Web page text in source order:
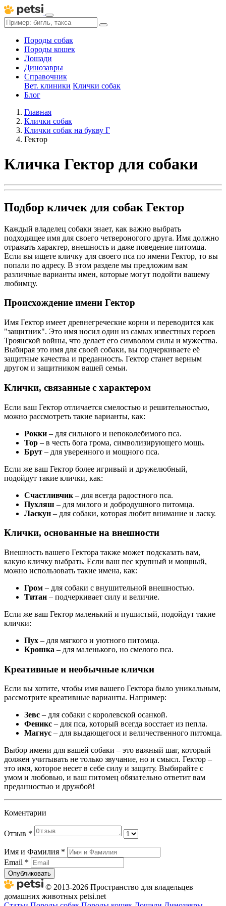
Породы собак
Породы кошек
Лошади
Динозавры
Справочник
Вет. клиники Клички собак
Блог
Главная
Клички собак
Клички собак на букву Г
Гектор
Кличка Гектор для собаки
Подбор кличек для собак Гектор
Каждый владелец собаки знает, как важно выбрать
подходящее имя для своего четвероногого друга. Имя должно
отражать характер, внешность и даже поведение питомца.
Если вы ищете кличку для своего пса по имени Гектор, то вы
попали по адресу. В этом разделе мы предложим вам
различные варианты имен, которые могут подойти вашему
любимцу.
Происхождение имени Гектор
Имя Гектор имеет древнегреческие корни и переводится как
"защитник". Это имя носил один из самых известных героев
Троянской войны, что делает его символом силы и мужества.
Выбирая это имя для своей собаки, вы подчеркиваете её
защитные качества и преданность. Гектор станет верным
другом и защитником вашей семьи.
Клички, связанные с характером
Если ваш Гектор отличается смелостью и решительностью,
можно рассмотреть такие варианты, как:
Рокки – для сильного и непоколебимого пса.
Тор – в честь бога грома, символизирующего мощь.
Брут – для уверенного и мощного пса.
Если же ваш Гектор более игривый и дружелюбный,
подойдут такие клички, как:
Счастливчик – для всегда радостного пса.
Пухляш – для милого и добродушного питомца.
Ласкун – для собаки, которая любит внимание и ласку.
Клички, основанные на внешности
Внешность вашего Гектора также может подсказать вам,
какую кличку выбрать. Если ваш пес крупный и мощный,
можно использовать такие имена, как:
Гром – для собаки с внушительной внешностью.
Титан – подчеркивает силу и величие.
Если же ваш Гектор маленький и пушистый, подойдут такие
клички:
Пух – для мягкого и уютного питомца.
Крошка – для маленького, но смелого пса.
Креативные и необычные клички
Если вы хотите, чтобы имя вашего Гектора было уникальным,
рассмотрите креативные варианты. Например:
Зевс – для собаки с королевской осанкой.
Феникс – для пса, который всегда восстает из пепла.
Магнус – для выдающегося и величественного питомца.
Выбор имени для вашей собаки – это важный шаг, который
должен учитывать не только звучание, но и смысл. Гектор –
это имя, которое несет в себе силу и защиту. Выбирайте с
умом и любовью, и ваш питомец обязательно ответит вам
преданностью и дружбой!
Коментарии
Отзыв *
Имя и Фамилия *
Email *
Опубликовать
© 2013-2026 Пространство для владельцев
домашних животных petsi.net